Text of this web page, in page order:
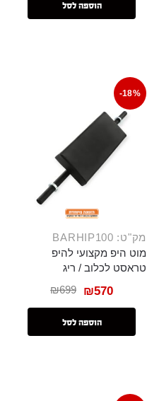
הוספה לסל
-18%
מק"ט: BARHIP100
מוט היפ מקצועי להיפ
טראסט לכלוב / ריג
₪699 ₪570
הוספה לסל